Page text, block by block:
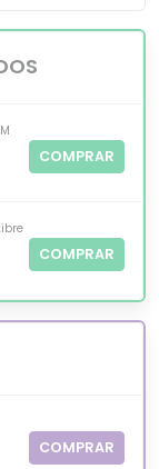
COMPRAR
COMPRAR
COMPRAR